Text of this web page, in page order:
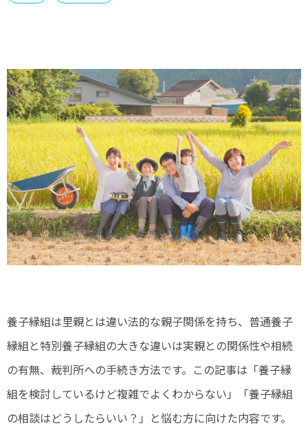
養子縁組は里親とは違い法的な親子関係を持ち、普通養子
縁組と特別養子縁組の大きな違いは実親との関係性や相続
の有無、裁判所への手続き方法です。この記事は「養子縁
組を検討しているけど複雑でよくわからない」「養子縁組
の相談はどうしたらいい？」と悩む方に向けた内容です。